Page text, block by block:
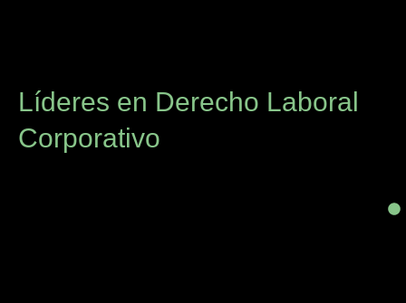
Líderes en Derecho Laboral
Corporativo